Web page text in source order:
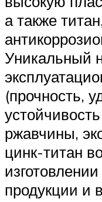
а также
Уникальный
(прочность,
ржавчины,
цинк-титан
продукции и